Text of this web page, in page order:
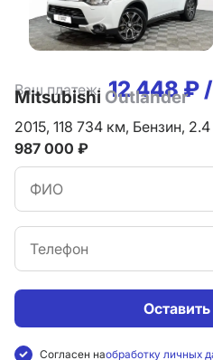
Ваш платеж: 12 448 ₽
Оставить
Согласен наобработку личных
Mitsubishi Outlander
2015, 118 734 км, Бензин, 2.4
987 000 ₽